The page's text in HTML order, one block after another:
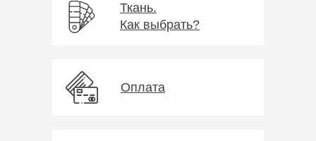
Оплата
Ткань.
Как выбрать?